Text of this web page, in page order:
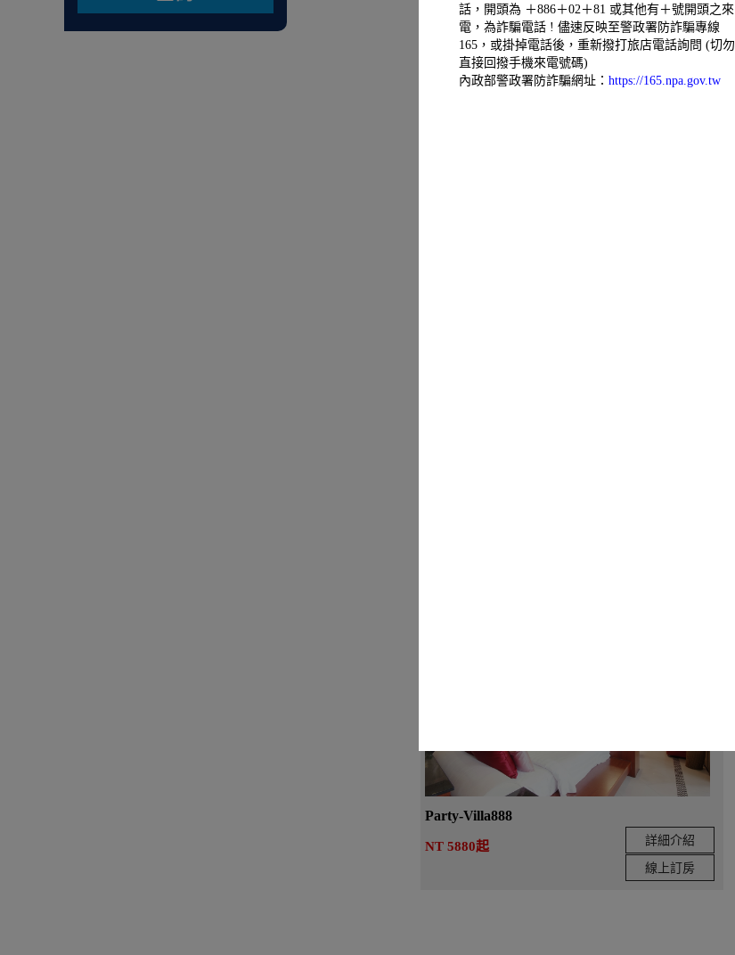
Party-Villa888
詳細介紹
NT 5880起
線上訂房
話，開頭為 ＋886＋02＋81 或其他有＋號開頭之來
電，為詐騙電話 ! 儘速反映至警政署防詐騙專線
165，或掛掉電話後，重新撥打旅店電話詢問 (切勿
直接回撥手機來電號碼)
內政部警政署防詐騙網址： https://165.npa.gov.tw